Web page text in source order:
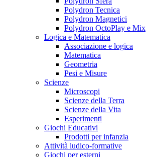
Polydron Tecnica
Polydron Magnetici
Polydron OctoPlay e Mix
Logica e Matematica
Associazione e logica
Matematica
Geometria
Pesi e Misure
Scienze
Microscopi
Scienze della Terra
Scienze della Vita
Esperimenti
Giochi Educativi
Prodotti per infanzia
Attività ludico-formative
Giochi per esterni